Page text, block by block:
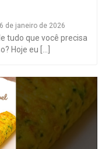
de janeiro de 2026
tudo que você precisa
Hoje eu [...]